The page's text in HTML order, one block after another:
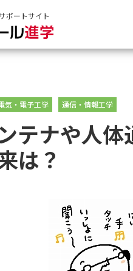
ポートサイト
気・電子工学 通信・情報工学
テナや人
は？